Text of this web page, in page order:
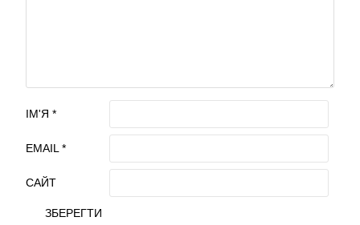
ІМ'Я *
EMAIL *
САЙТ
ЗБЕРЕГТИ